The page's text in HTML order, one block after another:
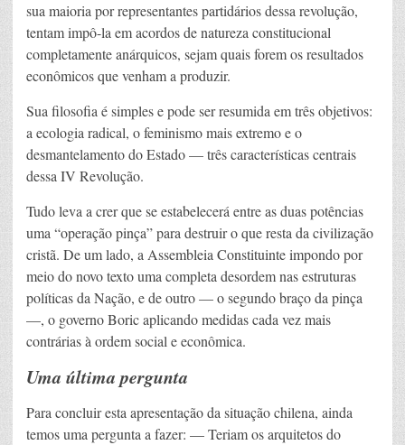
sua maioria por representantes partidários dessa revolução,
tentam impô-la em acordos de natureza constitucional
completamente anárquicos, sejam quais forem os resultados
econômicos que venham a produzir.
Sua filosofia é simples e pode ser resumida em três objetivos:
a ecologia radical, o feminismo mais extremo e o
desmantelamento do Estado — três características centrais
dessa IV Revolução.
Tudo leva a crer que se estabelecerá entre as duas potências
uma “operação pinça” para destruir o que resta da civilização
cristã. De um lado, a Assembleia Constituinte impondo por
meio do novo texto uma completa desordem nas estruturas
políticas da Nação, e de outro — o segundo braço da pinça
—, o governo Boric aplicando medidas cada vez mais
contrárias à ordem social e econômica.
Uma última pergunta
Para concluir esta apresentação da situação chilena, ainda
temos uma pergunta a fazer: — Teriam os arquitetos do